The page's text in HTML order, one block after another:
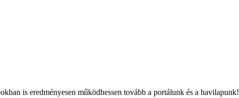
is eredményesen működhessen tovább a portálunk és a havilapunk!